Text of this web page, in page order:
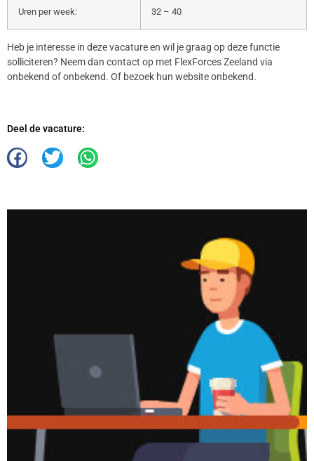
Uren per week: 32 – 40
Heb je interesse in deze vacature en wil je graag op deze functie
solliciteren? Neem dan contact op met FlexForces Zeeland via
onbekend of onbekend. Of bezoek hun website onbekend.
Deel de vacature: